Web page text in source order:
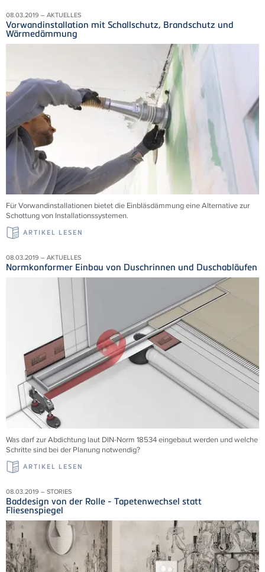
08.03.2019 – AKTUELLES
Vorwandinstallation mit Schallschutz, Brandschutz und
Wärmedämmung
Für Vorwandinstallationen bietet die Einbläsdämmung eine Alternative zur
Schottung von Installationssystemen.
ARTIKEL LESEN
08.03.2019 – AKTUELLES
Normkonformer Einbau von Duschrinnen und Duschabläufen
Was darf zur Abdichtung laut DIN-Norm 18534 eingebaut werden und welche
Schritte sind bei der Planung notwendig?
ARTIKEL LESEN
08.03.2019 – STORIES
Baddesign von der Rolle - Tapetenwechsel statt
Fliesenspiegel